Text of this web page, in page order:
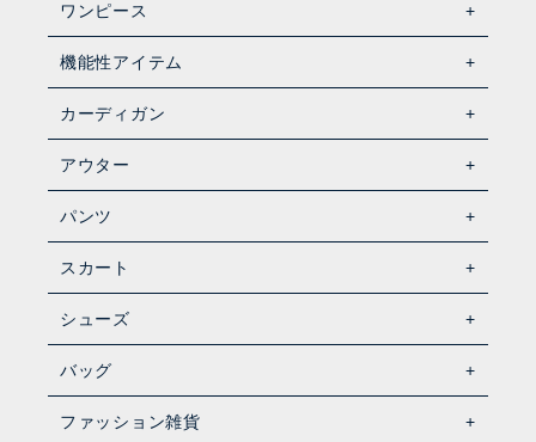
ワンピース
機能性アイテム
カーディガン
アウター
パンツ
スカート
シューズ
バッグ
ファッション雑貨